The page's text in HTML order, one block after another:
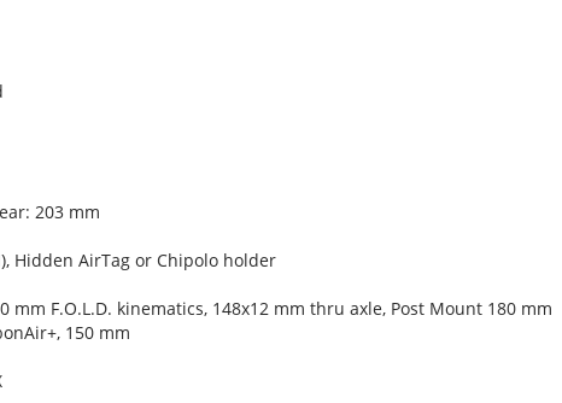
203 mm
Hidden AirTag or Chipolo holder
F.O.L.D. kinematics, 148x12 mm thru axle, Post Mount 180 mm
150 mm